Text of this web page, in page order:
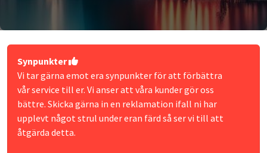
Synpunkter
Vi tar gärna emot era synpunkter för att förbättra
vår service till er. Vi anser att våra kunder gör oss
bättre. Skicka gärna in en reklamation ifall ni har
upplevt något strul under eran färd så ser vi till att
åtgärda detta.